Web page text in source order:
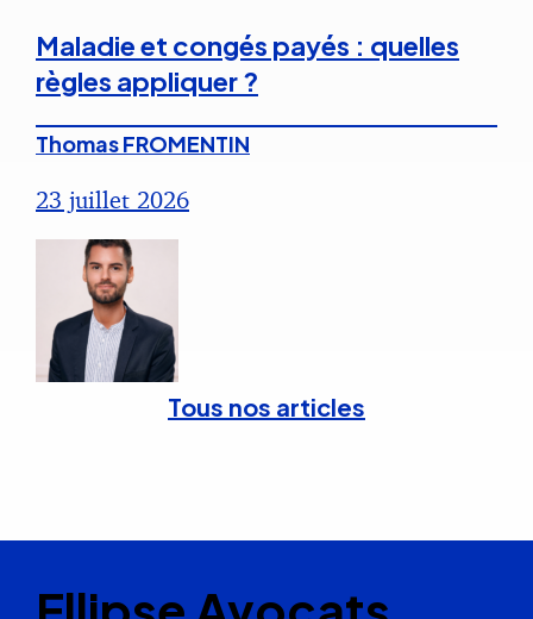
Maladie et congés payés : quelles
règles appliquer ?
Thomas FROMENTIN
23 juillet 2026
Tous nos articles